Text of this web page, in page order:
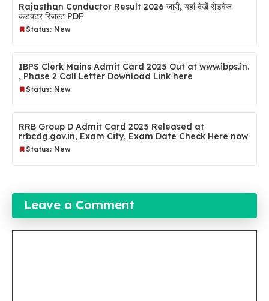
Rajasthan Conductor Result 2026 जारी, यहां देखें रोडवेज
कंडक्टर रिजल्ट PDF
Status: New
IBPS Clerk Mains Admit Card 2025 Out at www.ibps.in.
, Phase 2 Call Letter Download Link here
Status: New
RRB Group D Admit Card 2025 Released at
rrbcdg.gov.in, Exam City, Exam Date Check Here now
Status: New
Leave a Comment